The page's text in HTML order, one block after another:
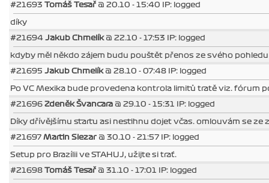
#21693 Tomáš Tesař @ 20.10 - 15:40 IP: logged
díky
#21694 Jakub Chmelík@ 22.10 - 17:53 IP: logged
kdyby měl někdo zájem budu pouštět přenos ze svého
#21695 Jakub Chmelík@ 28.10 - 07:48 IP: logged
Po VC Mexika bude provedena kontrola limitů tratě viz. fórum
#21696 Zdeněk Švancara @ 29.10 - 15:31 IP: logged
Díky dřívějšímu startu asi nestihnu dojet včas. omlouvám se ze
#21697 Martin Slezar @ 30.10 - 21:57 IP: logged
Setup pro Brazílii ve STAHUJ, užijte si trať.
#21698 Tomáš Tesař @ 31.10 - 17:01 IP: logged